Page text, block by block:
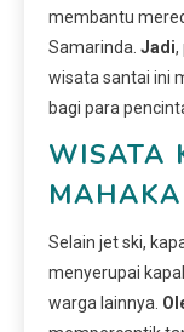
membantu
Samarinda. Jadi,
wisata santai ini
bagi para
WISATA
Selain jet ski,
menyerupai
warga lainnya.